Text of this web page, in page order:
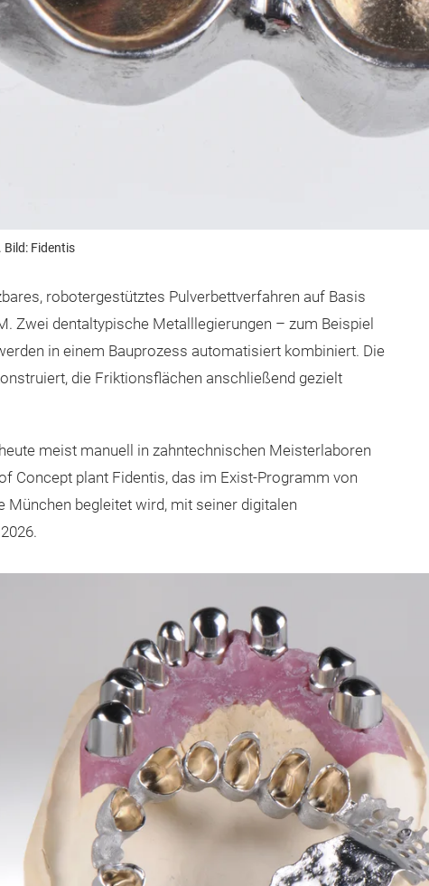
Fidentis
robotergestütztes Pulverbettverfahren auf Basis
Zwei dentaltypische Metalllegierungen – zum Beispiel
in einem Bauprozess automatisiert kombiniert. Die
die Friktionsflächen anschließend gezielt
meist manuell in zahntechnischen Meisterlaboren
Concept plant Fidentis, das im Exist-Programm von
München begleitet wird, mit seiner digitalen